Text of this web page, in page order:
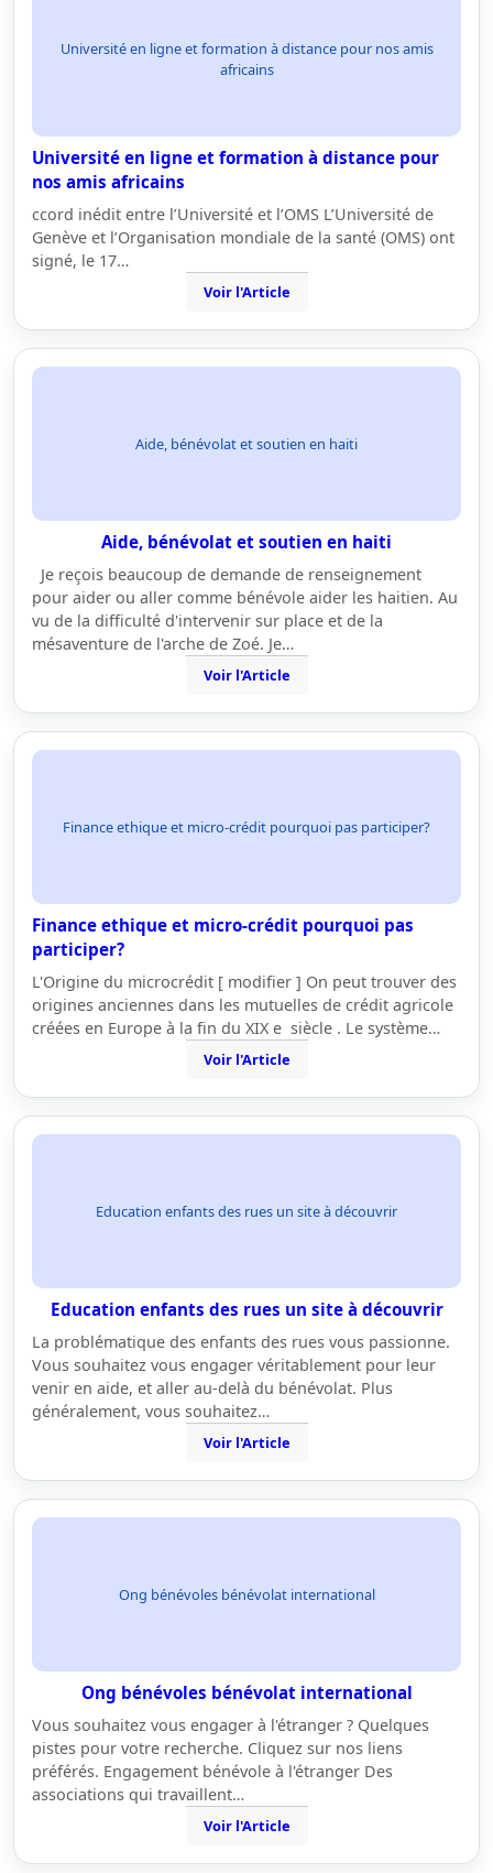
Université en ligne et formation à distance pour nos amis
africains
Université en ligne et formation à distance pour
nos amis africains
ccord inédit entre l’Université et l’OMS L’Université de
Genève et l’Organisation mondiale de la santé (OMS) ont
signé, le 17…
Voir l'Article
Aide, bénévolat et soutien en haiti
Aide, bénévolat et soutien en haiti
Je reçois beaucoup de demande de renseignement
pour aider ou aller comme bénévole aider les haitien. Au
vu de la difficulté d'intervenir sur place et de la
mésaventure de l'arche de Zoé. Je…
Voir l'Article
Finance ethique et micro-crédit pourquoi pas participer?
Finance ethique et micro-crédit pourquoi pas
participer?
L'Origine du microcrédit [ modifier ] On peut trouver des
origines anciennes dans les mutuelles de crédit agricole
créées en Europe à la fin du XIX e siècle . Le système…
Voir l'Article
Education enfants des rues un site à découvrir
Education enfants des rues un site à découvrir
La problématique des enfants des rues vous passionne.
Vous souhaitez vous engager véritablement pour leur
venir en aide, et aller au-delà du bénévolat. Plus
généralement, vous souhaitez…
Voir l'Article
Ong bénévoles bénévolat international
Ong bénévoles bénévolat international
Vous souhaitez vous engager à l'étranger ? Quelques
pistes pour votre recherche. Cliquez sur nos liens
préférés. Engagement bénévole à l'étranger Des
associations qui travaillent…
Voir l'Article